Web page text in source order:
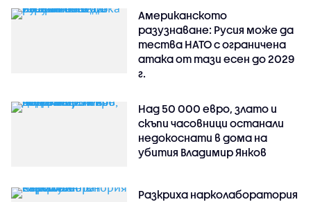
Американското
разузнаване: Русия може да
тества НАТО с ограничена
атака от тази есен до 2029
г.
Над 50 000 евро, злато и
скъпи часовници останали
недокоснати в дома на
убития Владимир Янков
Разкриха нарколаборатория